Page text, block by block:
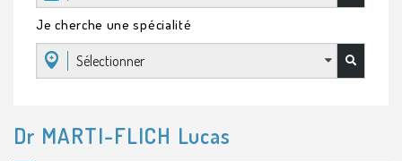
Je cherche une spécialité
Sélectionner
Dr MARTI-FLICH Lucas